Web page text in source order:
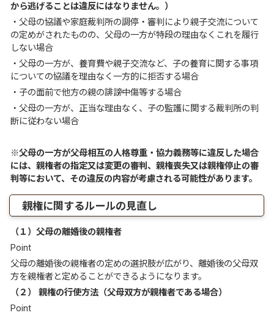
から逃げることは違反にはなりません。）
・父母の協議や家庭裁判所の調停・審判により親子交流について
の定めがされたものの、父母の一方が特段の理由なくこれを履行
しない場合
・父母の一方が、養育費や親子交流など、子の養育に関する事項
についての協議を理由なく一方的に拒否する場合
・子の面前で他方の親の誹謗中傷等する場合
・父母の一方が、正当な理由なく、子の監護に関する裁判所の判
断に従わない場合
※父母の一方が父母相互の人格尊重・協力義務等に違反した場合
には、親権者の指定又は変更の審判、親権喪失又は親権停止の審
判等において、その違反の内容が考慮される可能性があります。
親権に関するルールの見直し
（１）父母の離婚後の親権者
Point
父母の離婚後の親権者の定めの選択肢が広がり、離婚後の父母双
方を親権者と定めることができるようになります。
（２） 親権の行使方法（父母双方が親権者である場合）
Point